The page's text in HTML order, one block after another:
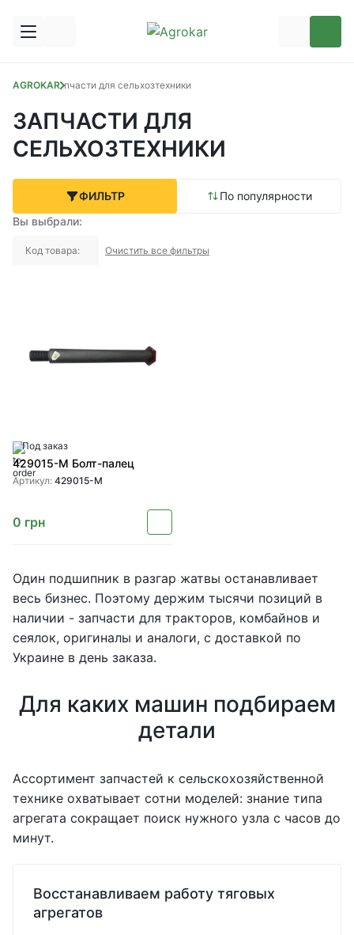
AGROKARЗапчасти для сельхозтехники
ЗАПЧАСТИ ДЛЯ
СЕЛЬХОЗТЕХНИКИ
ФИЛЬТР
По популярности
Вы выбрали:
Код товара: Очистить все фильтры
Под заказ
429015-M Болт-палец
Артикул: 429015-M
0 грн
Один подшипник в разгар жатвы останавливает
весь бизнес. Поэтому держим тысячи позиций в
наличии - запчасти для тракторов, комбайнов и
сеялок, оригиналы и аналоги, с доставкой по
Украине в день заказа.
Для каких машин подбираем
детали
Ассортимент запчастей к сельскохозяйственной
технике охватывает сотни моделей: знание типа
агрегата сокращает поиск нужного узла с часов до
минут.
Восстанавливаем работу тяговых
агрегатов